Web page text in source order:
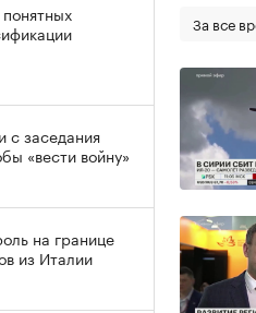
За все
с заседания
«вести войну»
на границе
из Италии